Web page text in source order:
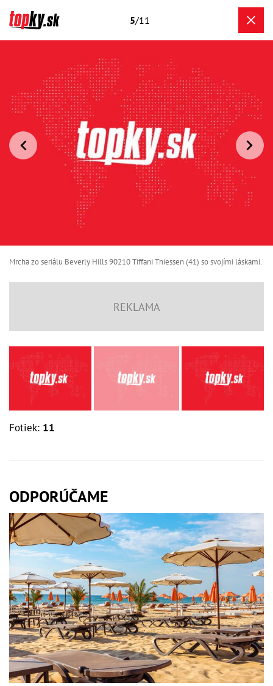
5/11
Mrcha zo seriálu Beverly Hills 90210 Tiffani Thiessen (41) so svojími láskami.
Fotiek: 11
ODPORÚČAME